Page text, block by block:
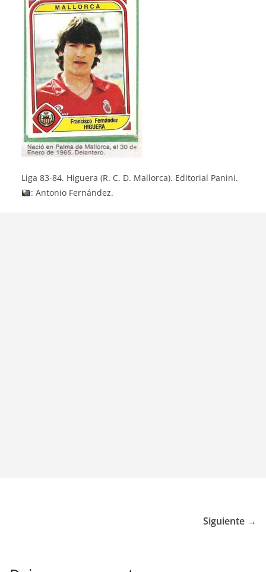
Liga 83-84. Higuera (R. C. D. Mallorca). Editorial Panini.
: Antonio Fernández.
Siguiente →